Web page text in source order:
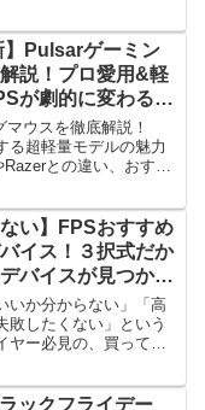
：マウスで覚醒した友
体験VALORANTでシル
】Pulsarゲーミン
説！プロ愛用&軽
が劇的に変わる？
と比較
マウスを徹底解説！
る超軽量モデルの魅力
Razerとの違い、おすす
変える一台を見つけよ
ない】FPSおすすめ
イス！３択式だか
バイスが見つか
ウスパッド・キー
ン・モニタ
APEX OW
いか分からない」「高
敗したくない」という
ヤー必見の、買って後
タイルや予算に合わせ
パッド、キーボード、
ックフライデー